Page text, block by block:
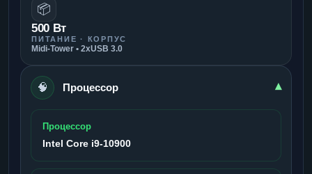
📦
500 Вт
ПИТАНИЕ · КОРПУС
Midi-Tower • 2xUSB 3.0
🧠 Процессор ▾
Процессор
Intel Core i9-10900